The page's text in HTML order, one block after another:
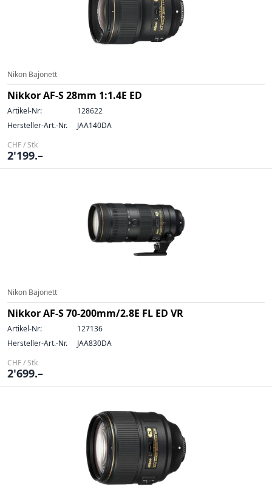
Nikon Bajonett
Nikkor AF-S 28mm 1:1.4E ED
Artikel-Nr:
128622
Hersteller-Art.-Nr.
JAA140DA
CHF / Stk
2'199.–
Nikon Bajonett
Nikkor AF-S 70-200mm/2.8E FL ED VR
Artikel-Nr:
127136
Hersteller-Art.-Nr.
JAA830DA
CHF / Stk
2'699.–